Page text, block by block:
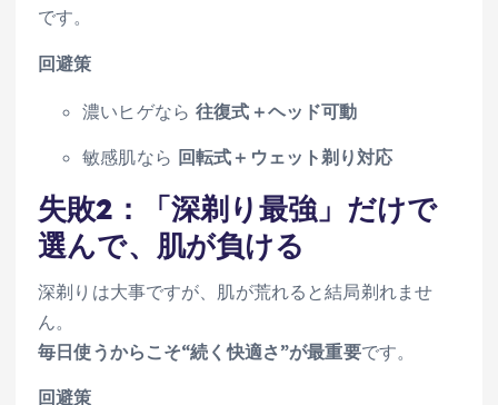
です。
回避策
濃いヒゲなら往復式＋ヘッド可動
敏感肌なら 回転式＋ウェット剃り対応
失敗2：「深剃り最強」だけで
選んで、肌が負ける
深剃りは大事ですが、肌が荒れると結局剃れませ
ん。
毎日使うからこそ“続く快適さ”が最重要です。
回避策